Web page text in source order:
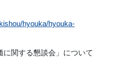
hyouka/hyouka-
関する懇談会」について